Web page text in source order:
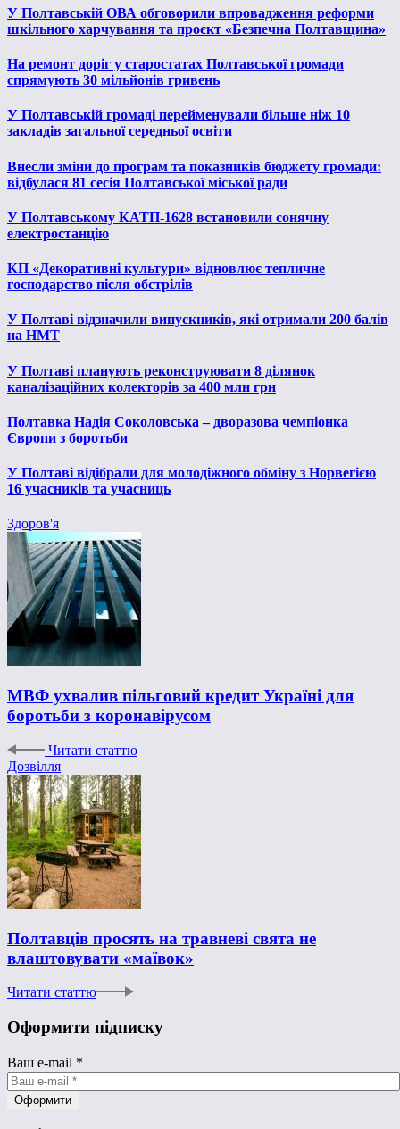
У Полтавській ОВА обговорили впровадження реформи
шкільного харчування та проєкт «Безпечна Полтавщина»
На ремонт доріг у старостатах Полтавської громади
спрямують 30 мільйонів гривень
У Полтавській громаді перейменували більше ніж 10
закладів загальної середньої освіти
Внесли зміни до програм та показників бюджету громади:
відбулася 81 сесія Полтавської міської ради
У Полтавському КАТП-1628 встановили сонячну
електростанцію
КП «Декоративні культури» відновлює тепличне
господарство після обстрілів
У Полтаві відзначили випускників, які отримали 200 балів
на НМТ
У Полтаві планують реконструювати 8 ділянок
каналізаційних колекторів за 400 млн грн
Полтавка Надія Соколовська – дворазова чемпіонка
Європи з боротьби
У Полтаві відібрали для молодіжного обміну з Норвегією
16 учасників та учасниць
Здоров'я
МВФ ухвалив пільговий кредит Україні для
боротьби з коронавірусом
Читати статтю
Дозвілля
Полтавців просять на травневі свята не
влаштовувати «маївок»
Читати статтю
Оформити підписку
Ваш e-mail *